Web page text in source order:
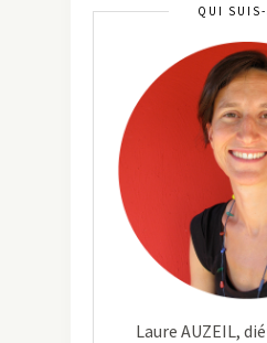
QUI
Laure AUZEIL,